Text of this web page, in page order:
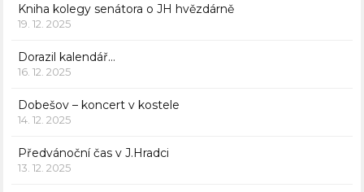
Kniha kolegy senátora o JH hvězdárně
19. 12. 2025
Dorazil kalendář…
16. 12. 2025
Dobešov – koncert v kostele
14. 12. 2025
Předvánoční čas v J.Hradci
13. 12. 2025